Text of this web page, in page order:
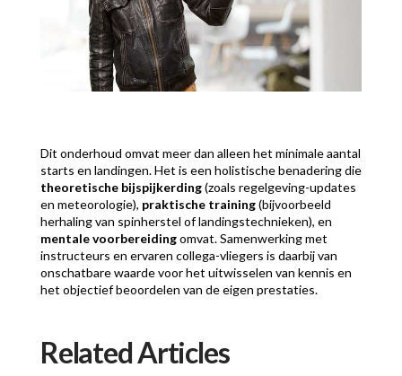
Dit onderhoud omvat meer dan alleen het minimale aantal
starts en landingen. Het is een holistische benadering die
theoretische bijspijkerding(zoals regelgeving-updates
en meteorologie), praktische training(bijvoorbeeld
herhaling van spinherstel of landingstechnieken), en
mentale voorbereidingomvat. Samenwerking met
instructeurs en ervaren collega-vliegers is daarbij van
onschatbare waarde voor het uitwisselen van kennis en
het objectief beoordelen van de eigen prestaties.
Related Articles